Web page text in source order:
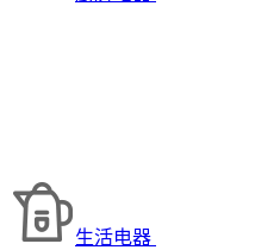
生活电器